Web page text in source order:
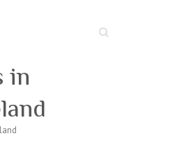
Suche
in